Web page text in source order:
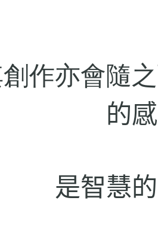
作亦會隨
的
是智慧